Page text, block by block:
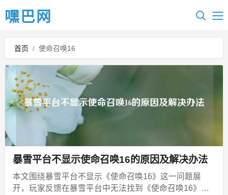
嘿巴网
首页 / 使命召唤16
暴雪平台不显示使命召唤16的原因及解决办法
本文围绕暴雪平台不显示《使命召唤16》这一问题展
开，玩家反馈在暴雪平台中无法找到《使命召唤16》，